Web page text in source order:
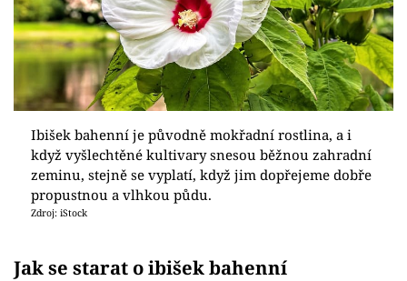
Ibišek bahenní je původně mokřadní rostlina, a i
když vyšlechtěné kultivary snesou běžnou zahradní
zeminu, stejně se vyplatí, když jim dopřejeme dobře
propustnou a vlhkou půdu.
Zdroj: iStock
Jak se starat o ibišek bahenní